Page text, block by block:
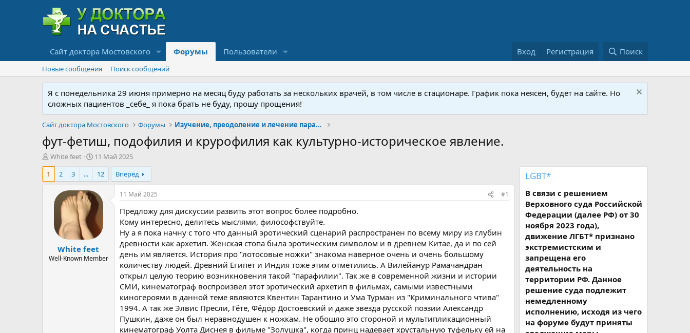
Сайт доктора Мостовского Форумы Пользователи Вход Регистрация Поиск
Новые сообщения Поиск сообщений
Я с понедельника 29 июня примерно на месяц буду работать за нескольких врачей, в том числе в стационаре. График пока неясен, будет на сайте. Но
сложных пациентов _себе_ я пока брать не буду, прошу прощения!
Сайт доктора Мостовского Форумы Изучение, преодоление и лечение парафилий
фут-фетиш, подофилия и крурофилия как культурно-историческое явление.
А
в
о
ы
White feet
Д
а
а
н
а
ч
а
а
11 Май 2025
1
2 3 ... 12 Вперёд
White feet
Well-Known Member
11 Май 2025 #1
Предложу для дискуссии развить этот вопрос более подробно.
Кому интересно, делитесь мыслями, философствуйте.
Ну а я пока начну с того что данный эротический сценарий распространен по всему миру из глубин
древности как архетип. Женская стопа была эротическим символом и в древнем Китае, да и по сей
день им является. История про "лотосовые ножки" знакома наверное очень и очень большому
количеству людей. Древний Египет и Индия тоже этим отметились. А Вилейанур Рамачандран
открыл целую теорию возникновения такой "парафилии". Так же в современной жизни и истории
СМИ, кинематограф воспроизвёл этот эротический архетип в фильмах, самыми известными
киногероями в данной теме являются Квентин Тарантино и Ума Турман из "Криминального чтива"
1994. А так же Элвис Пресли, Гёте, Фёдор Достоевский и даже звезда русской поэзии Александр
Пушкин, даже он был неравнодушен к ножкам. Не обошло это стороной и мультипликационный
кинематограф Уолта Диснея в фильме "Золушка", когда принц надевает хрустальную туфельку ей на
LGBT*
В связи с решением
Верховного суда Российской
Федерации (далее РФ) от 30
ноября 2023 года),
движение ЛГБТ* признано
экстремистским и
запрещена его
деятельность на
территории РФ. Данное
решение суда подлежит
немедленному
исполнению, исходя из чего
на форуме будут приняты